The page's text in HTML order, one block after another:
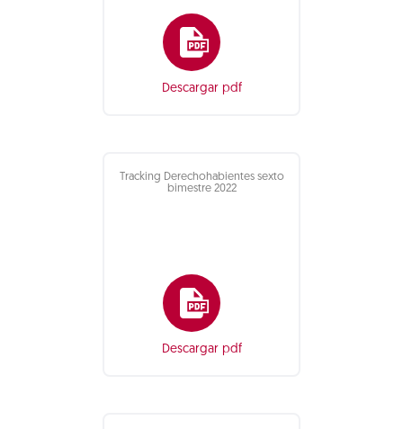
Descargar pdf
Tracking Derechohabientes sexto
bimestre 2022
Descargar pdf